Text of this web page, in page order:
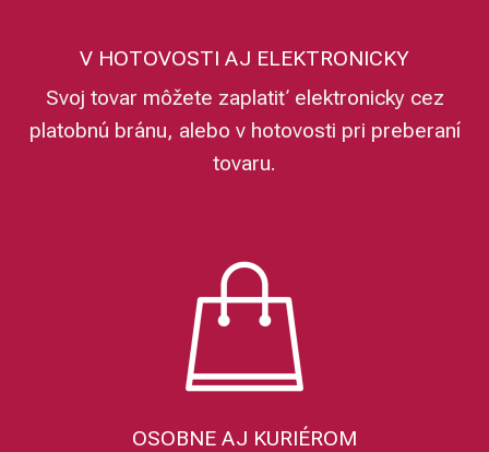
V HOTOVOSTI AJ ELEKTRONICKY
Svoj tovar môžete zaplatiť elektronicky cez
platobnú bránu, alebo v hotovosti pri preberaní
tovaru.
OSOBNE AJ KURIÉROM